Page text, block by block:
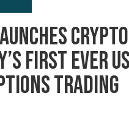
CRYPTO
FIRST EVER US
TRADING